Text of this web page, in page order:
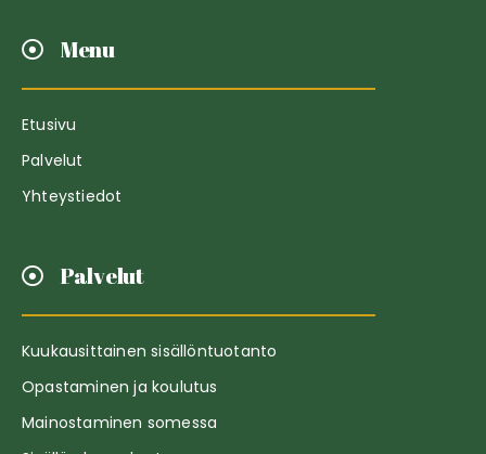
Menu
Etusivu
Palvelut
Yhteystiedot
Palvelut
Kuukausittainen sisällöntuotanto
Opastaminen ja koulutus
Mainostaminen somessa